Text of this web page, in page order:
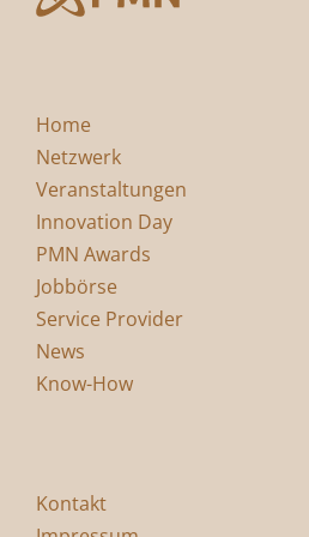
Home
Netzwerk
Veranstaltungen
Innovation Day
PMN Awards
Jobbörse
Service Provider
News
Know-How
Kontakt